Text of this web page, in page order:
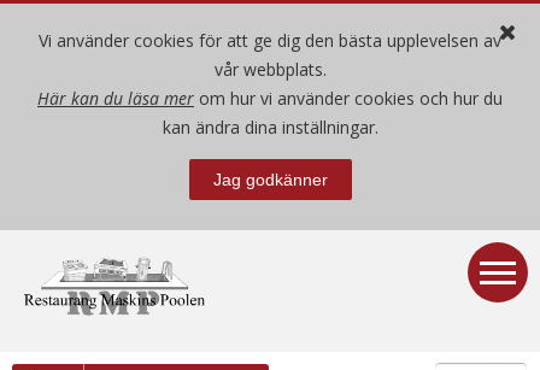
Vi använder cookies för att ge dig den bästa upplevelsen av
vår webbplats.
Här kan du läsa mer om hur vi använder cookies och hur du
kan ändra dina inställningar.
Jag godkänner
Hem
Nya produkter